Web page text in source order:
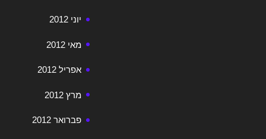
יוני 2012
מאי 2012
אפריל 2012
מרץ 2012
פברואר 2012